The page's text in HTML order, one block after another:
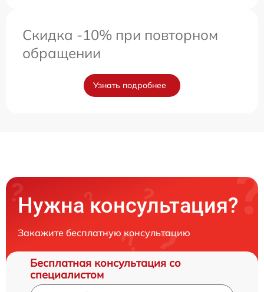
Скидка -10% при повторном
обращении
Узнать подробнее
Нужна консультация?
Закажите бесплатную консультацию
Бесплатная консультация со
специалистом